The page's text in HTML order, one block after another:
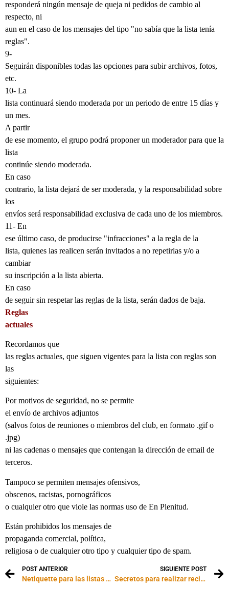
responderá ningún mensaje de queja ni pedidos de cambio al
respecto, ni
aun en el caso de los mensajes del tipo "no sabía que la lista tenía
reglas".
9-
Seguirán disponibles todas las opciones para subir archivos, fotos,
etc.
10- La
lista continuará siendo moderada por un periodo de entre 15 días y
un mes.
A partir
de ese momento, el grupo podrá proponer un moderador para que la
lista
continúe siendo moderada.
En caso
contrario, la lista dejará de ser moderada, y la responsabilidad sobre
los
envíos será responsabilidad exclusiva de cada uno de los miembros.
11- En
ese último caso, de producirse "infracciones" a la regla de la
lista, quienes las realicen serán invitados a no repetirlas y/o a
cambiar
su inscripción a la lista abierta.
En caso
de seguir sin respetar las reglas de la lista, serán dados de baja.
Reglas
actuales
Recordamos que
las reglas actuales, que siguen vigentes para la lista con reglas son
las
siguientes:
Por motivos de seguridad, no se permite
el envío de archivos adjuntos
(salvos fotos de reuniones o miembros del club, en formato .gif o
.jpg)
ni las cadenas o mensajes que contengan la dirección de email de
terceros.
Tampoco se permiten mensajes ofensivos,
obscenos, racistas, pornográficos
o cualquier otro que viole las normas uso de En Plenitud.
Están prohibidos los mensajes de
propaganda comercial, política,
religiosa o de cualquier otro tipo y cualquier tipo de spam.
POST ANTERIOR
Netiquette para las listas de correo
SIGUIENTE POST
Secretos para realizar recipientes para velas